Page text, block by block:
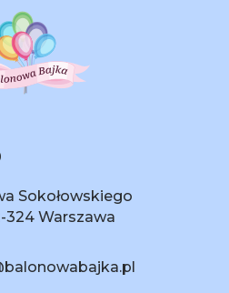
Sokołowskiego
324 Warszawa